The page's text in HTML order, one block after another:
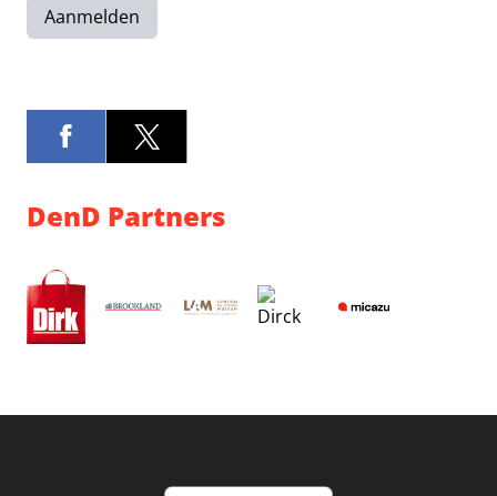
Aanmelden
DenD Partners